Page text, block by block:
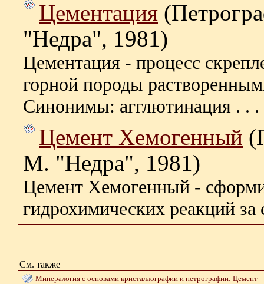
Цементация
"Недра", 1981)
Цементация - процесс
горной породы
Синонимы: агглютинация . . .
Цемент Хемогенный
М. "Недра", 1981)
Цемент Хемогенный -
гидрохимических реакций
См. также
Минералогия с основами кристаллографии и петрографии: Цемент